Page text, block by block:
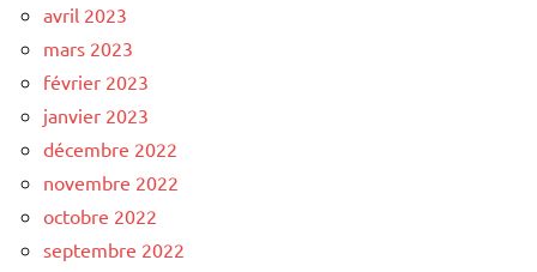
avril 2023
mars 2023
février 2023
janvier 2023
décembre 2022
novembre 2022
octobre 2022
septembre 2022